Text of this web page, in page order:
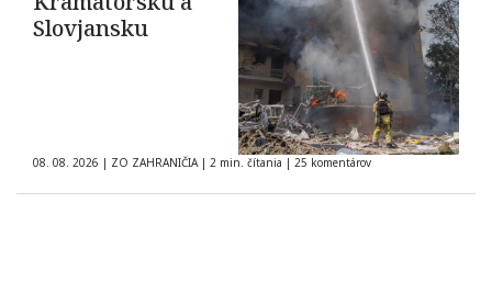
Slovjansku
08. 08. 2026 | ZO ZAHRANIČIA | 2 min. čítania | 25 komentárov